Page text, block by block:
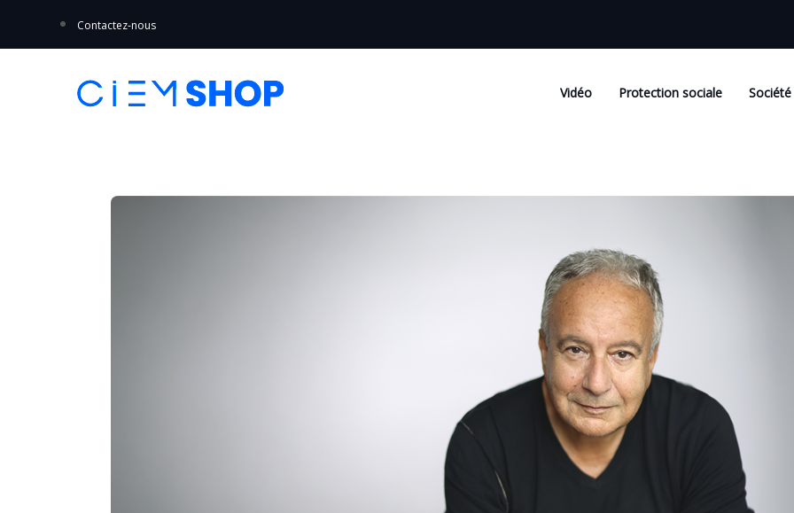
Contactez-nous
Vidéo Protection sociale Société